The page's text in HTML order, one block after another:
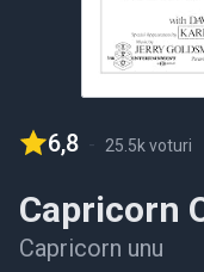
6,8 - 25.5k voturi
Capricorn
Capricorn unu